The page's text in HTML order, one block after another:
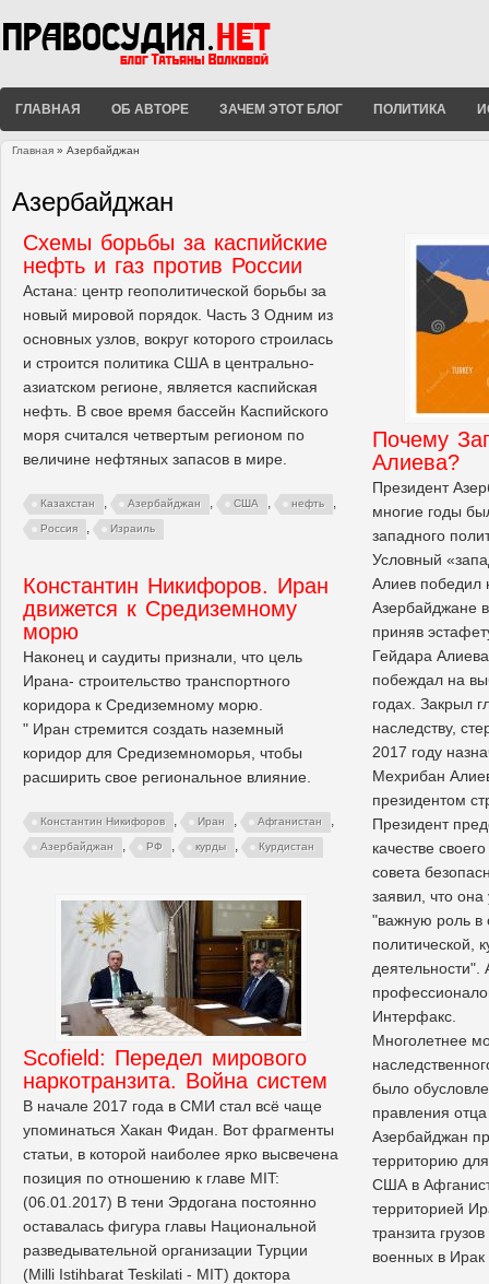
ГЛАВНАЯ ОБ АВТОРЕ ЗАЧЕМ ЭТОТ БЛОГ ПОЛИТИКА
Главная » Азербайджан
Азербайджан
Схемы борьбы за каспийские
нефть и газ против России
Астана: центр геополитической борьбы за
новый мировой порядок. Часть 3 Одним из
основных узлов, вокруг которого строилась
и строится политика США в центрально-
азиатском регионе, является каспийская
нефть. В свое время бассейн Каспийского
моря считался четвертым регионом по
величине нефтяных запасов в мире.
Казахстан , Азербайджан , США , нефть ,
Россия , Израиль
Почему
Алиева?
Президент
многие годы
западного
Условный
Алиев победил
Азербайджане
приняв
Гейдара
побеждал на
годах. Закрыл
наследству,
2017 году
Мехрибан
президентом
Президент
качестве
совета
заявил, что
"важную роль в
политической,
Интерфакс.
Многолетнее
было
правления
Азербайджан
территорию
США в
территорией
транзита
военных в
Константин Никифоров. Иран
движется к Средиземному
морю
Наконец и саудиты признали, что цель
Ирана- строительство транспортного
коридора к Средиземному морю.
" Иран стремится создать наземный
коридор для Средиземноморья, чтобы
расширить свое региональное влияние.
Константин Никифоров , Иран , Афганистан ,
Азербайджан , РФ , курды , Курдистан
Scofield: Передел мирового
наркотранзита. Война систем
В начале 2017 года в СМИ стал всё чаще
упоминаться Хакан Фидан. Вот фрагменты
статьи, в которой наиболее ярко высвечена
позиция по отношению к главе MIT:
(06.01.2017) В тени Эрдогана постоянно
оставалась фигура главы Национальной
разведывательной организации Турции
(Milli Istihbarat Teskilati - MIT) доктора